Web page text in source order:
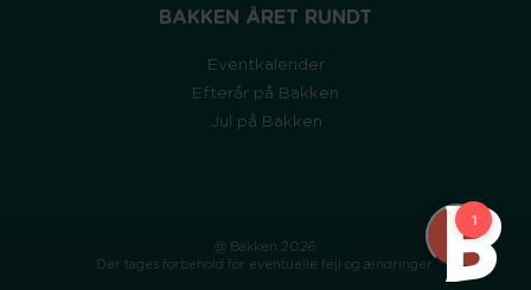
BAKKEN ÅRET RUNDT
Eventkalender
Efterår på Bakken
Jul på Bakken
@ Bakken 2026
Der tages forbehold for eventuelle fejl og ændringer.